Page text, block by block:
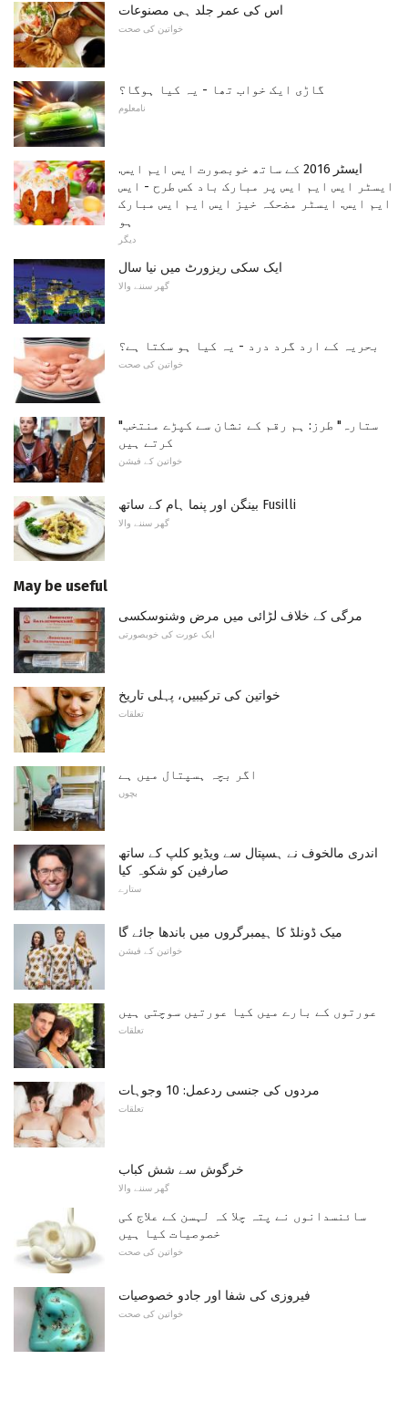
اس کی عمر جلد ہی مصنوعات
خواتین کی صحت
گاڑی ایک خواب تھا - یہ کیا ہوگا؟
نامعلوم
ایسٹر 2016 کے ساتھ خوبصورت ایس ایم ایس.
ایسٹر ایس ایم ایس پر مبارک باد کس طرح - ایس
ایم ایس. ایسٹر مضحکہ خیز ایس ایم ایس مبارک
ہو
دیگر
ایک سکی ریزورٹ میں نیا سال
گھر سننے والا
بحریہ کے ارد گرد درد - یہ کیا ہو سکتا ہے؟
خواتین کی صحت
"ستارہ" طرز: ہم رقم کے نشان سے کپڑے منتخب
کرتے ہیں
خواتین کے فیشن
بینگن اور پنما ​​ہام کے ساتھ Fusilli
گھر سننے والا
May be useful
مرگی کے خلاف لڑائی میں مرض وشنوسکسی
ایک عورت کی خوبصورتی
خواتین کی ترکیبیں، پہلی تاریخ
تعلقات
اگر بچہ ہسپتال میں ہے
بچوں
اندری مالخوف نے ہسپتال سے ویڈیو کلپ کے ساتھ
صارفین کو شکوہ کیا
ستارے
میک ڈونلڈ کا ہیمبرگروں میں باندھا جائے گا
خواتین کے فیشن
عورتوں کے بارے میں کیا عورتیں سوچتی ہیں
تعلقات
مردوں کی جنسی ردعمل: 10 وجوہات
تعلقات
خرگوش سے شش کباب
گھر سننے والا
سائنسدانوں نے پتہ چلا کہ لہسن کے علاج کی
خصوصیات کیا ہیں
خواتین کی صحت
فیروزی کی شفا اور جادو خصوصیات
خواتین کی صحت